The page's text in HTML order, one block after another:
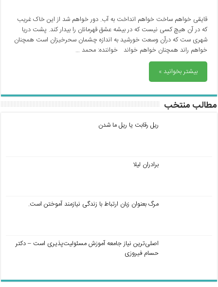
قایقی خواهم ساخت خواهم انداخت به آب. دور خواهم شد از این خاک غریب
که در آن هیچ کسی نیست که در بیشه عشق قهرمانان را بیدار کند. پشت دریا
شهری ست که درآن وسعت خورشید به اندازه چشمان سحرخیزان است همچنان
خواهم راند همچنان خواهم خواند خواننده: محمد …
بیشتر بخوانید »
مطالب منتخب
ریل رقابت یا ریل ما شدن
برادران لیلا
مرگ بعنوان زبان ارتباط با زندگی نیازمند آموختن است.
اصلی‌ترین نیاز جامعه آموزش مسئولیت‌پذیری است – دکتر
حسام فیروزی